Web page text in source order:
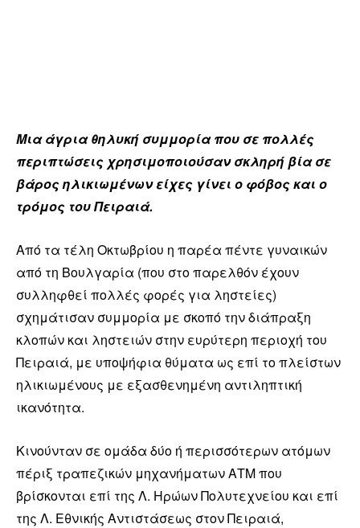
Μια άγρια θηλυκή συμμορία που σε πολλές
περιπτώσεις χρησιμοποιούσαν σκληρή βία σε
βάρος ηλικιωμένων είχες γίνει ο φόβος και ο
τρόμος του Πειραιά.
Από τα τέλη Οκτωβρίου η παρέα πέντε γυναικών
από τη Βουλγαρία (που στο παρελθόν έχουν
συλληφθεί πολλές φορές για ληστείες)
σχημάτισαν συμμορία με σκοπό την διάπραξη
κλοπών και ληστειών στην ευρύτερη περιοχή του
Πειραιά, με υποψήφια θύματα ως επί το πλείστων
ηλικιωμένους με εξασθενημένη αντιληπτική
ικανότητα.
Κινούνταν σε ομάδα δύο ή περισσότερων ατόμων
πέριξ τραπεζικών μηχανήματων ΑΤΜ που
βρίσκονται επί της Λ. Ηρώων Πολυτεχνείου και επί
της Λ. Εθνικής Αντιστάσεως στον Πειραιά,